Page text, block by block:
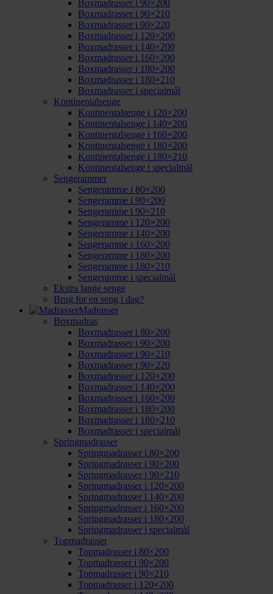
Boxmadrasser i 90×200
Boxmadrasser i 90×210
Boxmadrasser i 90×220
Boxmadrasser i 120×200
Boxmadrasser i 140×200
Boxmadrasser i 160×200
Boxmadrasser i 180×200
Boxmadrasser i 180×210
Boxmadrasser i specialmål
Kontinentalsenge
Kontinentalsenge i 120×200
Kontinentalsenge i 140×200
Kontinentalsenge i 160×200
Kontinentalsenge i 180×200
Kontinentalsenge i 180×210
Kontinentalsenge i specialmål
Sengerammer
Sengeramme i 80×200
Sengeramme i 90×200
Sengeramme i 90×210
Sengeramme i 120×200
Sengeramme i 140×200
Sengeramme i 160×200
Sengeramme i 180×200
Sengeramme i 180×210
Sengeramme i specialmål
Ekstra lange senge
Brug for en seng i dag?
Madrasser
Boxmadras
Boxmadrasser i 80×200
Boxmadrasser i 90×200
Boxmadrasser i 90×210
Boxmadrasser i 90×220
Boxmadrasser i 120×200
Boxmadrasser i 140×200
Boxmadrasser i 160×200
Boxmadrasser i 180×200
Boxmadrasser i 180×210
Boxmadrasser i specialmål
Springmadrasser
Springmadrasser i 80×200
Springmadrasser i 90×200
Springmadrasser i 90×210
Springmadrasser i 120×200
Springmadrasser i 140×200
Springmadrasser i 160×200
Springmadrasser i 180×200
Springmadrasser i specialmål
Topmadrasser
Topmadrasser i 80×200
Topmadrasser i 90×200
Topmadrasser i 90×210
Topmadrasser i 120×200